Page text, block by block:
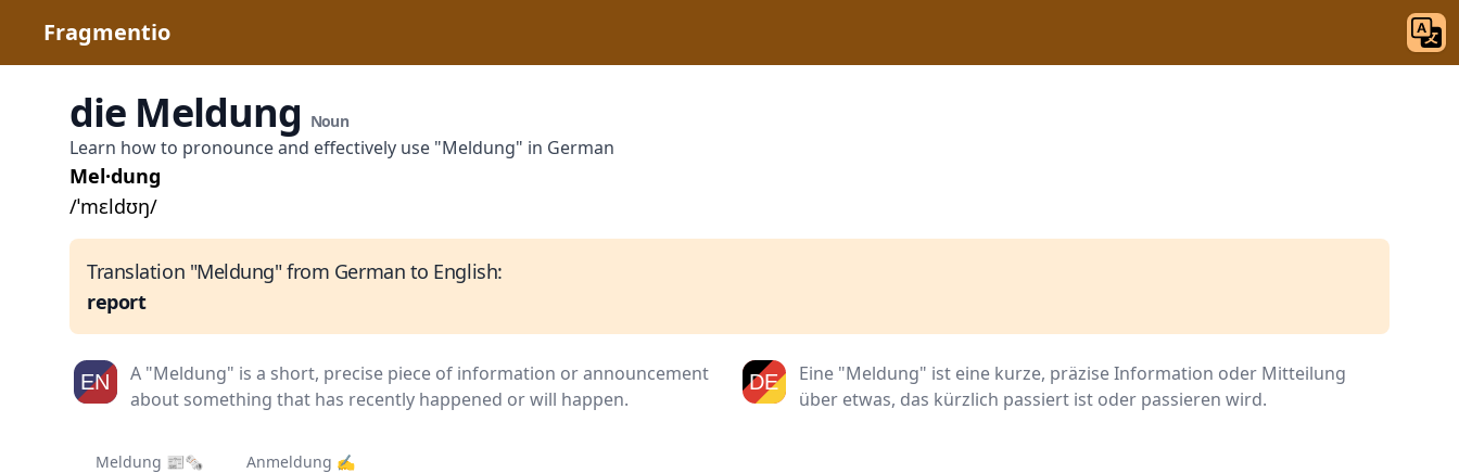
Fragmentio
die Meldung Noun
Learn how to pronounce and effectively use "Meldung" in German
Mel·dung
/ˈmɛldʊŋ/
Translation "Meldung" from German to English:
report
A "Meldung" is a short, precise piece of information or announcement
about something that has recently happened or will happen.
Eine "Meldung" ist eine kurze, präzise Information oder Mitteilung
über etwas, das kürzlich passiert ist oder passieren wird.
Meldung 📰🗞 Anmeldung ✍️